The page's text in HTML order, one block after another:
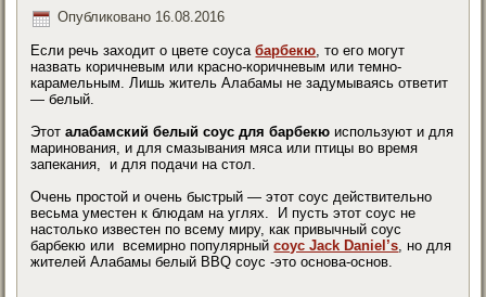
Опубликовано 16.08.2016
Если речь заходит о цвете соусабарбекю, то его могут
назвать коричневым или красно-коричневым или темно-
карамельным. Лишь житель Алабамы не задумываясь ответит
— белый.
Этоталабамский белый соус для барбекю используют и для
маринования, и для смазывания мяса или птицы во время
запекания, и для подачи на стол.
Очень простой и очень быстрый — этот соус действительно
весьма уместен к блюдам на углях. И пусть этот соус не
настолько известен по всему миру, как привычный соус
барбекю или всемирно популярныйсоус Jack Daniel’s, но для
жителей Алабамы белый BBQ соус -это основа-основ.